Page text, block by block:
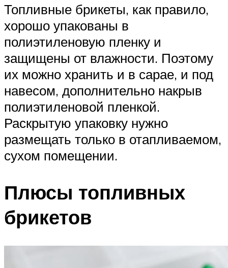
Топливные брикеты, как правило,
хорошо упакованы в
полиэтиленовую пленку и
защищены от влажности. Поэтому
их можно хранить и в сарае, и под
навесом, дополнительно накрыв
полиэтиленовой пленкой.
Раскрытую упаковку нужно
размещать только в отапливаемом,
сухом помещении.
Плюсы топливных
брикетов